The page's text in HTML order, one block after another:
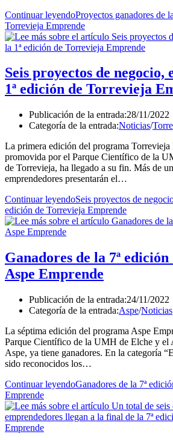
Continuar leyendoProyectos ganadores de
Torrevieja Emprende
Seis proyectos de negocio,
1ª edición de Torrevieja
Publicación de la entrada:28/11/2022
Categoría de la entrada:Noticias/
La primera edición del programa
promovida por el Parque Científico de la
de Torrevieja, ha llegado a su fin. Más de
emprendedores presentarán el…
Continuar leyendoSeis proyectos de
edición de Torrevieja Emprende
Ganadores de la 7ª
Aspe Emprende
Publicación de la entrada:24/11/2022
Categoría de la entrada:Aspe/Noticias
La séptima edición del programa Aspe
Parque Científico de la UMH de Elche y el
Aspe, ya tiene ganadores. En la categoría
sido reconocidos los…
Continuar leyendoGanadores de la 7ª
Emprende